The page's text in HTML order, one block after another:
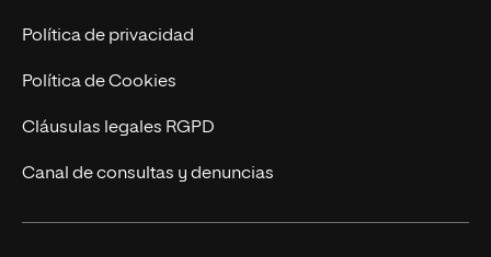
Contacto
Política de privacidad
Política de Cookies
Cláusulas legales RGPD
Canal de consultas y denuncias